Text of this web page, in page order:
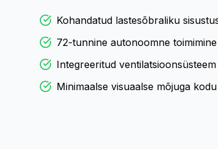
Kohandatud lastesõbraliku
72-tunnine autonoomne toimimine
Integreeritud ventilatsioonsüsteem
Minimaalse visuaalse mõjuga